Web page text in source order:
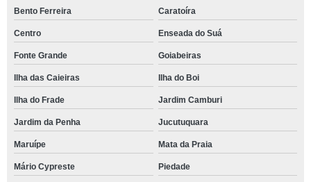
Bento Ferreira Caratoíra
Centro Enseada do Suá
Fonte Grande Goiabeiras
Ilha das Caieiras Ilha do Boi
Ilha do Frade Jardim Camburi
Jardim da Penha Jucutuquara
Maruípe Mata da Praia
Mário Cypreste Piedade